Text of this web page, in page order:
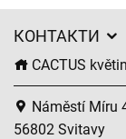
КОНТАКТИ
CACTUS
Náměstí Míru
56802 Svitavy